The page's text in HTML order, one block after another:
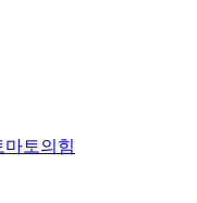
마토의힘